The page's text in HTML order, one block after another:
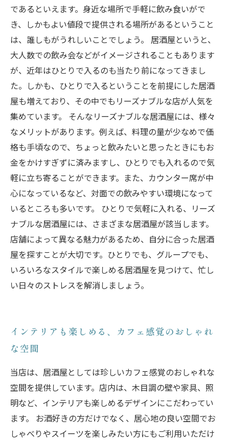
であるといえます。身近な場所で手軽に飲み食いがで
き、しかもよい値段で提供される場所があるということ
は、誰しもがうれしいことでしょう。 居酒屋というと、
大人数での飲み会などがイメージされることもあります
が、近年はひとりで入るのも当たり前になってきまし
た。しかも、ひとりで入るということを前提にした居酒
屋も増えており、その中でもリーズナブルな店が人気を
集めています。 そんなリーズナブルな居酒屋には、様々
なメリットがあります。例えば、料理の量が少なめで価
格も手頃なので、ちょっと飲みたいと思ったときにもお
金をかけすぎずに済みますし、ひとりでも入れるので気
軽に立ち寄ることができます。また、カウンター席が中
心になっているなど、対面での飲みやすい環境になって
いるところも多いです。 ひとりで気軽に入れる、リーズ
ナブルな居酒屋には、さまざまな居酒屋が該当します。
店舗によって異なる魅力があるため、自分に合った居酒
屋を探すことが大切です。ひとりでも、グループでも、
いろいろなスタイルで楽しめる居酒屋を見つけて、忙し
い日々のストレスを解消しましょう。
インテリアも楽しめる、カフェ感覚のおしゃれ
な空間
当店は、居酒屋としては珍しいカフェ感覚のおしゃれな
空間を提供しています。店内は、木目調の壁や家具、照
明など、インテリアも楽しめるデザインにこだわってい
ます。 お酒好きの方だけでなく、居心地の良い空間でお
しゃべりやスイーツを楽しみたい方にもご利用いただけ